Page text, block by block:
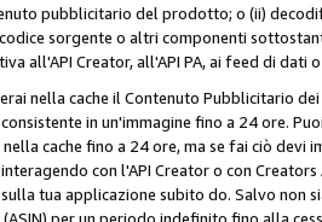
pubblicitario del prodotto; o (ii)
sorgente o altri componenti
all'API Creator, all'API PA, ai feed di
nella cache il Contenuto Pubblicitario
in un'immagine fino a 24 ore.
cache fino a 24 ore, ma se fai ciò
con l'API Creator o con
tua applicazione subito do. Salvo non
per un periodo indefinito fino alla